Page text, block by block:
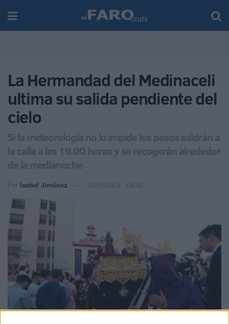
La Hermandad del Medinaceli
ultima su salida pendiente del
cielo
Si la meteorología no lo impide los pasos saldrán a
la calle a las 19.00 horas y se recogerán alrededor
de la medianoche
Por Isabel Jiménez 25/03/2024 - 06:45